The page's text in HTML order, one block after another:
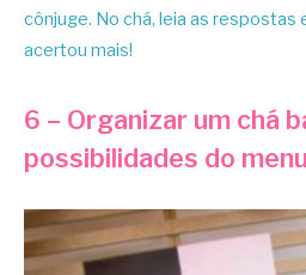
cônjuge. No chá, leia as respostas
acertou mais!
6 – Organizar um chá
possibilidades do menu